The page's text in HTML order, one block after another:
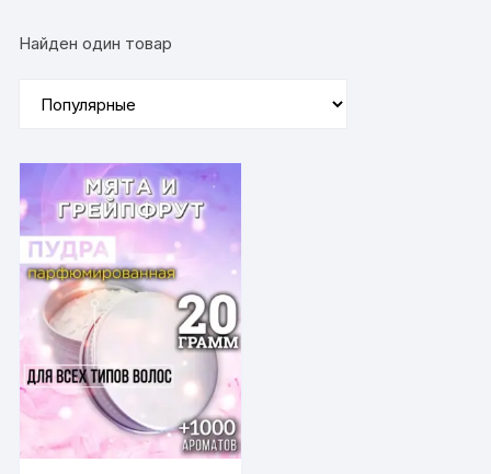
Найден один товар